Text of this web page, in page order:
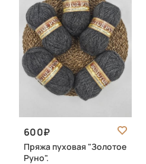
600
Пряжа пуховая "Золотое
Руно".